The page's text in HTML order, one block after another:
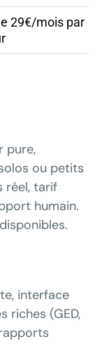
29€/mois par
pure,
ou petits
réel, tarif
humain.
interface
riches (GED,